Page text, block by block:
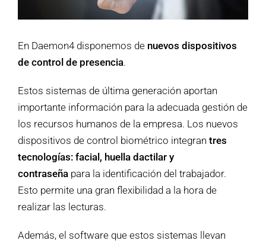
En Daemon4 disponemos de nuevos dispositivos
de control de presencia.
Estos sistemas de última generación aportan
importante información para la adecuada gestión de
los recursos humanos de la empresa. Los nuevos
dispositivos de control biométrico integran tres
tecnologías: facial, huella dactilar y
contraseña para la identificación del trabajador.
Esto permite una gran flexibilidad a la hora de
realizar las lecturas.
Además, el software que estos sistemas llevan